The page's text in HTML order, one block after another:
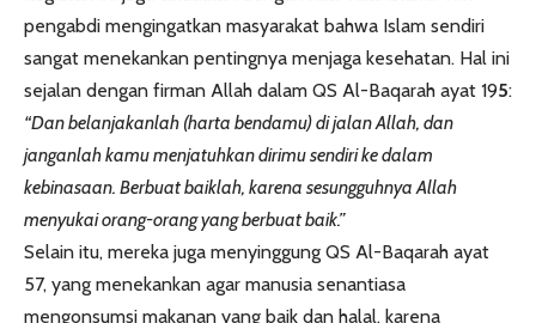
pengabdi mengingatkan masyarakat bahwa Islam sendiri
sangat menekankan pentingnya menjaga kesehatan. Hal ini
sejalan dengan firman Allah dalam QS Al-Baqarah ayat 195:
“Dan belanjakanlah (harta bendamu) di jalan Allah, dan
janganlah kamu menjatuhkan dirimu sendiri ke dalam
kebinasaan. Berbuat baiklah, karena sesungguhnya Allah
menyukai orang-orang yang berbuat baik.”
Selain itu, mereka juga menyinggung QS Al-Baqarah ayat
57, yang menekankan agar manusia senantiasa
mengonsumsi makanan yang baik dan halal, karena